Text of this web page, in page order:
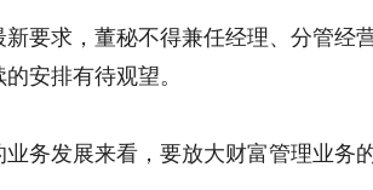
新要求，董秘不得兼任经理、分管经
安排有待观望。
务发展来看，要放大财富管理业务的